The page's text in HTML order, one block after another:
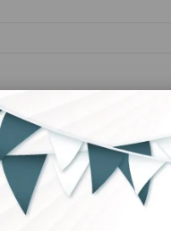
Ev &